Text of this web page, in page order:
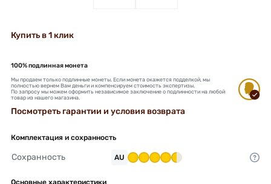
Купить в 1 клик
100% подлинная монета
Мы продаем только подлинные монеты. Если монета окажется подделкой, мы
полностью вернем Вам деньги и компенсируем стоимость экспертизы.
По запросу мы можем оформить независимое заключение о подлинности на любой
товар из нашего магазина.
Посмотреть гарантии и условия возврата
Комплектация и сохранность
Сохранность AU
Основные характеристики